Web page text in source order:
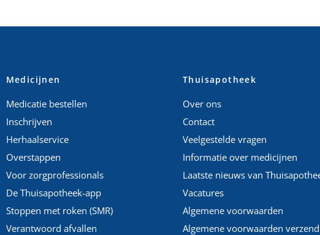
Medicijnen
Medicatie bestellen
Inschrijven
Herhaalservice
Overstappen
Voor zorgprofessionals
De Thuisapotheek-app
Stoppen met roken (SMR)
Verantwoord afvallen
Thuisapotheek
Over ons
Contact
Veelgestelde vragen
Informatie over medicijnen
Laatste nieuws van
Vacatures
Algemene voorwaarden
Algemene voorwaarden